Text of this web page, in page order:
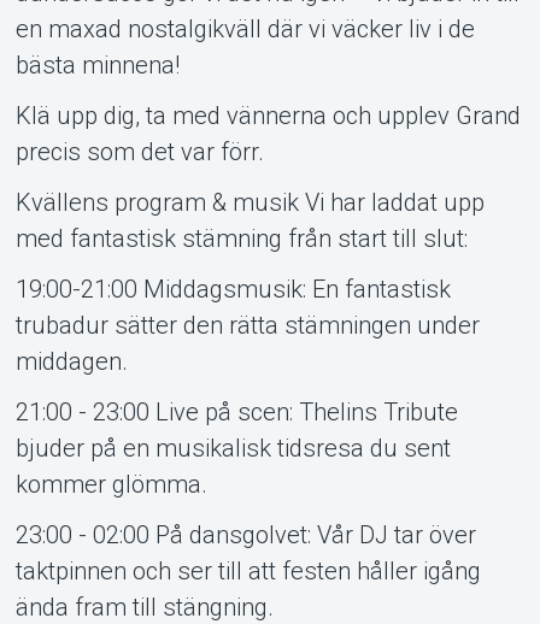
Om Tickster
en maxad nostalgikväll där vi väcker liv i de
bästa minnena!
Klä upp dig, ta med vännerna och upplev Grand
precis som det var förr.
Kvällens program & musik Vi har laddat upp
med fantastisk stämning från start till slut:
19:00-21:00 Middagsmusik: En fantastisk
trubadur sätter den rätta stämningen under
middagen.
21:00 - 23:00 Live på scen: Thelins Tribute
bjuder på en musikalisk tidsresa du sent
kommer glömma.
23:00 - 02:00 På dansgolvet: Vår DJ tar över
taktpinnen och ser till att festen håller igång
ända fram till stängning.